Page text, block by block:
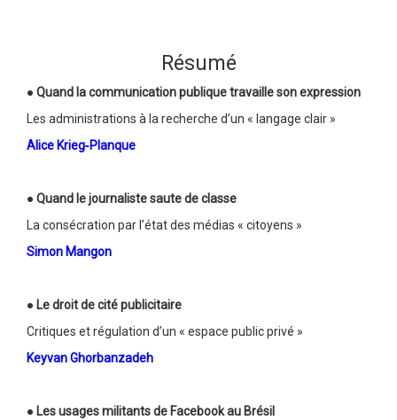
Résumé
● Quand la communication publique travaille son expression
Les administrations à la recherche d’un « langage clair »
Alice Krieg‑Planque
● Quand le journaliste saute de classe
La consécration par l’état des médias « citoyens »
Simon Mangon
● Le droit de cité publicitaire
Critiques et régulation d’un « espace public privé »
Keyvan Ghorbanzadeh
● Les usages militants de Facebook au Brésil